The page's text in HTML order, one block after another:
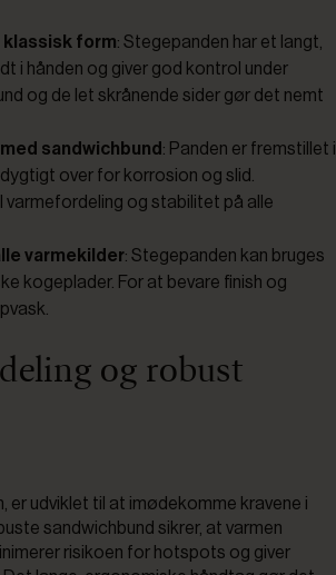
klassisk form: Stegepanden har et langt,
i hånden og giver god kontrol under
og de let skrånende sider gør det nemt
sandwichbund : Panden er fremstillet i
over for korrosion og slid.
varmefordeling og stabilitet på alle
varmekilder: Stegepanden kan bruges
kogeplader. For at bevare finish og
og robust
udviklet til at imødekomme kravene i
sandwichbund sikrer, at varmen
risikoen for hotspots og giver